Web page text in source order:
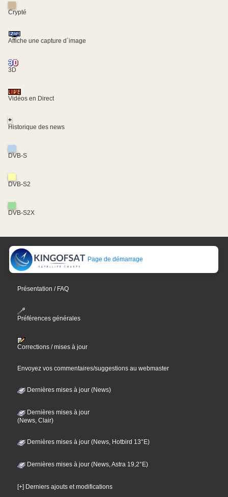
Crypté
Affiche une capture d´image
3D
Vidéos en Direct
+
Historique des news
DVB-S
DVB-S2
DVB-S2X
Page de démarrage
Présentation / FAQ
Préférences générales
Corrections / mises à jour
Envoyez vos commentaires/suggestions au webmaster
Dernières mises à jour (News)
Dernières mises à jour
(News, Clair)
Dernières mises à jour (News, Hotbird 13°E)
Dernières mises à jour (News, Astra 19,2°E)
[+] Derniers ajouts et modifications